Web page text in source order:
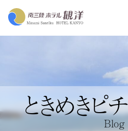
ときめきピ
Blog